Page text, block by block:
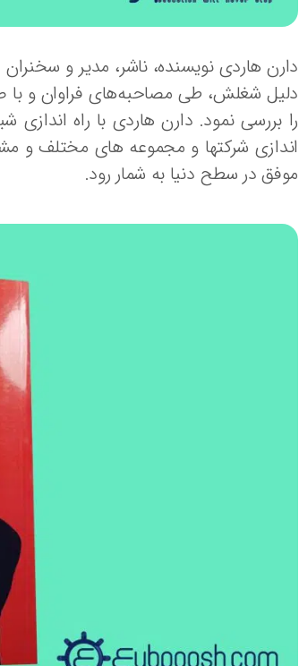
دارن هاردی نویسنده، ناشر، مدیر و
دلیل شغلش، طی مصاحبه‌های فراوان و با
را بررسی نمود. دارن هاردی با راه اندازی
اندازی شرکتها و مجموعه های مختلف و
موفق در سطح دنیا به شمار رود.